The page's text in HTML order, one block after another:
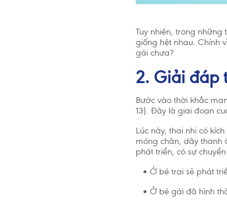
Tuy nhiên, trong
giống hệt nhau. Chính
gái chưa?
2. Giải đáp
Bước vào thời khắc
13). Đây là giai đoạn
Lúc này, thai nhi có
móng chân, dây thanh
phát triển, có sự
• Ở bé trai sẽ phát
• Ở bé gái đã hình